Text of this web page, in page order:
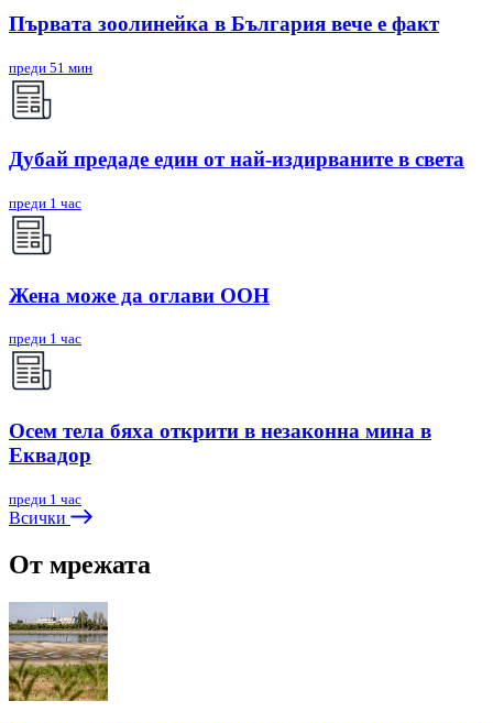
Първата зоолинейка в България вече е факт
преди 51 мин
Дубай предаде един от най-издирваните в света
преди 1 час
Жена може да оглави ООН
преди 1 час
Осем тела бяха открити в незаконна мина в
Еквадор
преди 1 час
Всички
От мрежата